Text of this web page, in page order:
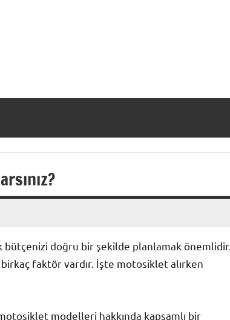
doğru bir şekilde planlamak önemlidir.
faktör vardır. İşte motosiklet alırken
modelleri hakkında kapsamlı bir